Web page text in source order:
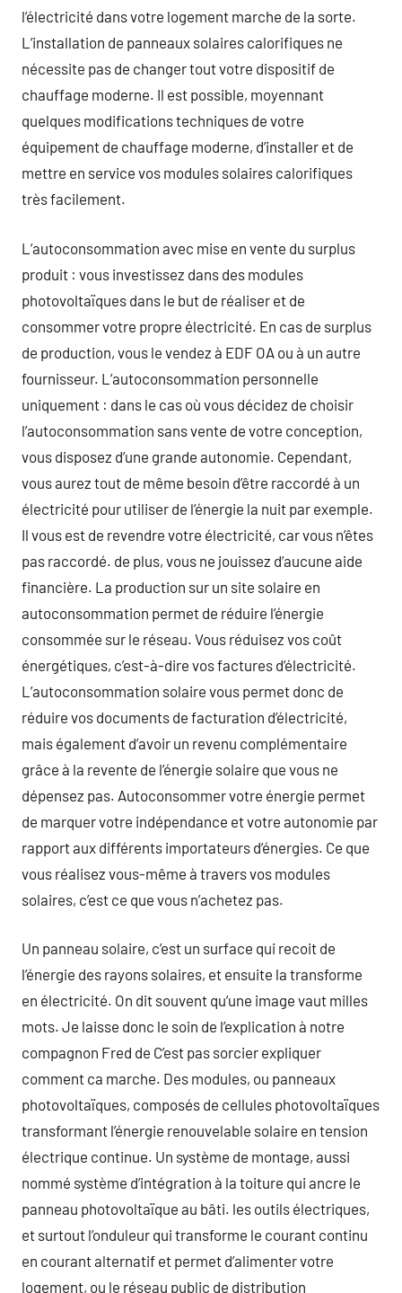
l’électricité dans votre logement marche de la sorte.
L’installation de panneaux solaires calorifiques ne
nécessite pas de changer tout votre dispositif de
chauffage moderne. Il est possible, moyennant
quelques modifications techniques de votre
équipement de chauffage moderne, d’installer et de
mettre en service vos modules solaires calorifiques
très facilement.
L’autoconsommation avec mise en vente du surplus
produit : vous investissez dans des modules
photovoltaïques dans le but de réaliser et de
consommer votre propre électricité. En cas de surplus
de production, vous le vendez à EDF OA ou à un autre
fournisseur. L’autoconsommation personnelle
uniquement : dans le cas où vous décidez de choisir
l’autoconsommation sans vente de votre conception,
vous disposez d’une grande autonomie. Cependant,
vous aurez tout de même besoin d’être raccordé à un
électricité pour utiliser de l’énergie la nuit par exemple.
Il vous est de revendre votre électricité, car vous n’êtes
pas raccordé. de plus, vous ne jouissez d’aucune aide
financière. La production sur un site solaire en
autoconsommation permet de réduire l’énergie
consommée sur le réseau. Vous réduisez vos coût
énergétiques, c’est-à-dire vos factures d’électricité.
L’autoconsommation solaire vous permet donc de
réduire vos documents de facturation d’électricité,
mais également d’avoir un revenu complémentaire
grâce à la revente de l’énergie solaire que vous ne
dépensez pas. Autoconsommer votre énergie permet
de marquer votre indépendance et votre autonomie par
rapport aux différents importateurs d’énergies. Ce que
vous réalisez vous-même à travers vos modules
solaires, c’est ce que vous n’achetez pas.
Un panneau solaire, c’est un surface qui recoit de
l’énergie des rayons solaires, et ensuite la transforme
en électricité. On dit souvent qu’une image vaut milles
mots. Je laisse donc le soin de l’explication à notre
compagnon Fred de C’est pas sorcier expliquer
comment ca marche. Des modules, ou panneaux
photovoltaïques, composés de cellules photovoltaïques
transformant l’énergie renouvelable solaire en tension
électrique continue. Un système de montage, aussi
nommé système d’intégration à la toiture qui ancre le
panneau photovoltaïque au bâti. les outils électriques,
et surtout l’onduleur qui transforme le courant continu
en courant alternatif et permet d’alimenter votre
logement, ou le réseau public de distribution